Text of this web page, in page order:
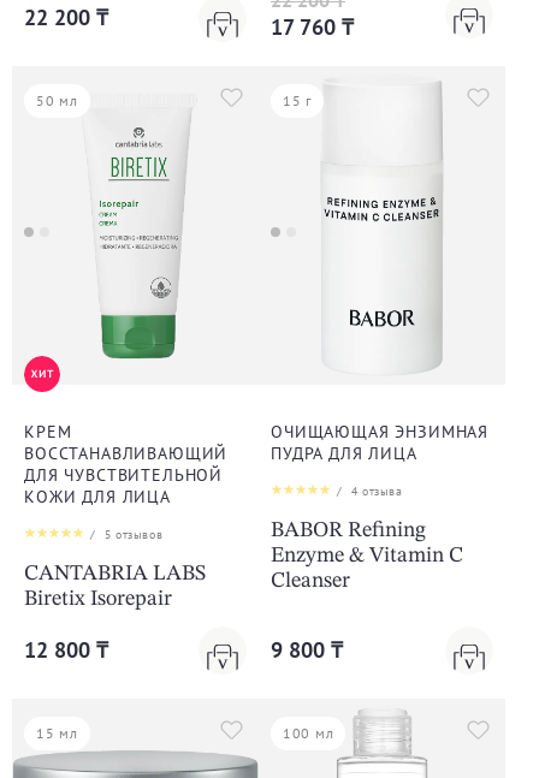
22 200 ₸ 17 760 ₸
50 мл
КРЕМ
ВОССТАНАВЛИВАЮЩИЙ
ДЛЯ ЧУВСТВИТЕЛЬНОЙ
КОЖИ ДЛЯ ЛИЦА
/ 5 отзывов
CANTABRIA LABS
Biretix Isorepair
12 800 ₸
15 г
ОЧИЩАЮЩАЯ ЭНЗИМНАЯ
ПУДРА ДЛЯ ЛИЦА
/ 4отзыва
BABOR Refining
Enzyme & Vitamin C
Cleanser
9 800 ₸
15 мл 100 мл